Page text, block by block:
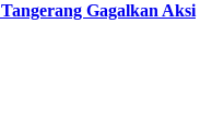
Gagalkan Aksi